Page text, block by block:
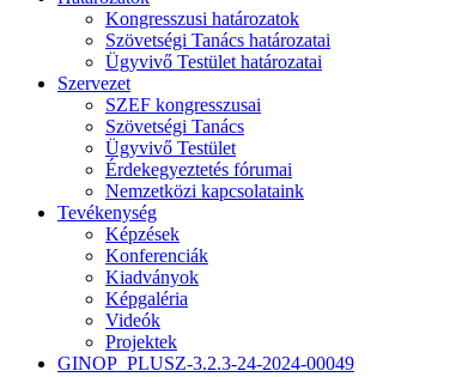
Kongresszusi határozatok
Szövetségi Tanács határozatai
Ügyvivő Testület határozatai
Szervezet
SZEF kongresszusai
Szövetségi Tanács
Ügyvivő Testület
Érdekegyeztetés fórumai
Nemzetközi kapcsolataink
Tevékenység
Képzések
Konferenciák
Kiadványok
Képgaléria
Videók
Projektek
GINOP_PLUSZ-3.2.3-24-2024-00049